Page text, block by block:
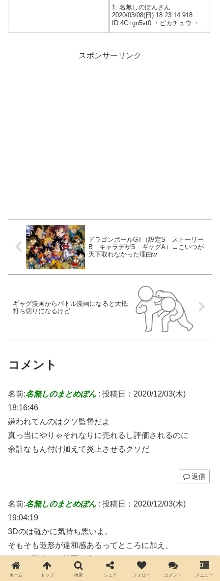
1: 名無しのぽんさん
2020/03/08(日) 18:23:14.918
ID:4C+gn5vt0 ・ピカチュウ ・バ
リヤード ・カイリュー ・ゲンガ
スポンサーリンク
ドラゴンボールGT（設定S ストーリー
B キャラデザS ギャグA）←こいつが
天下取れなかった理由w
ギャグ漫画からバトル漫画になると大抵
打ち切りになるけど
コメント
名前:名無しのまとめぽん : 投稿日：2020/12/03(木)
18:16:46
嫌われてんのはクソ監督だよ
真っ当にやりゃそれなりに売れるし評価されるのに
余計なもん付け加えて炎上させるクソだ
返信
名前:名無しのまとめぽん : 投稿日：2020/12/03(木)
19:04:19
3Dのは確かに気持ち悪いよ。
そもそも造形が違和感あるってところに加え、
なんか脚本とか描写が安っぽいんだわ。
ホーム トップ 検索 シェア フォロー コメント メニュー